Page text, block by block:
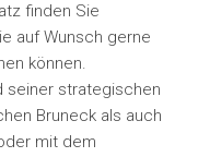
finden Sie
auf Wunsch gerne
können.
seiner strategischen
Bruneck als auch
mit dem